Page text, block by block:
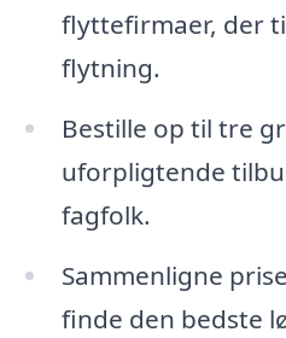
flyttefirmaer, der
flytning.
Bestille op til tre
uforpligtende
fagfolk.
Sammenligne
finde den bedste